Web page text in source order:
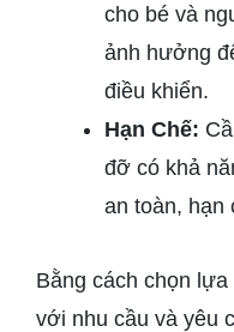
cho bé và
ảnh hưởng
điều khiển.
Hạn Chế:
đỡ có khả
an toàn, hạn
Bằng cách chọn
với nhu cầu và yêu